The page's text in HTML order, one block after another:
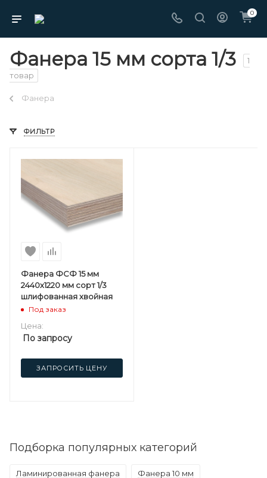
0
Фанера 15 мм сорта 1/3
1
товар
Фанера
ФИЛЬТР
Фанера ФСФ 15 мм
2440х1220 мм сорт 1/3
шлифованная хвойная
Под заказ
Цена:
По запросу
ЗАПРОСИТЬ ЦЕНУ
Подборка популярных категорий
Ламинированная фанера Фанера 10 мм